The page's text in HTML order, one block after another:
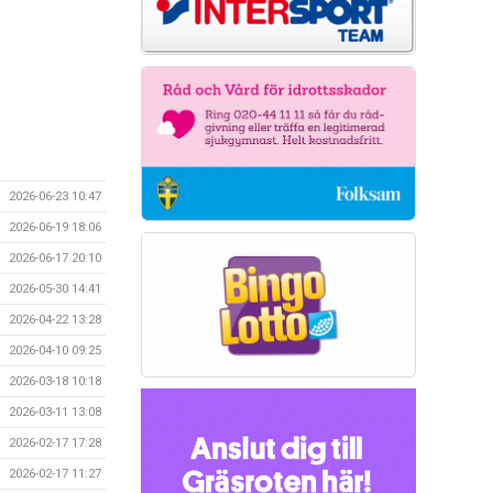
2026-06-23 10:47
2026-06-19 18:06
2026-06-17 20:10
2026-05-30 14:41
2026-04-22 13:28
2026-04-10 09:25
2026-03-18 10:18
2026-03-11 13:08
2026-02-17 17:28
2026-02-17 11:27